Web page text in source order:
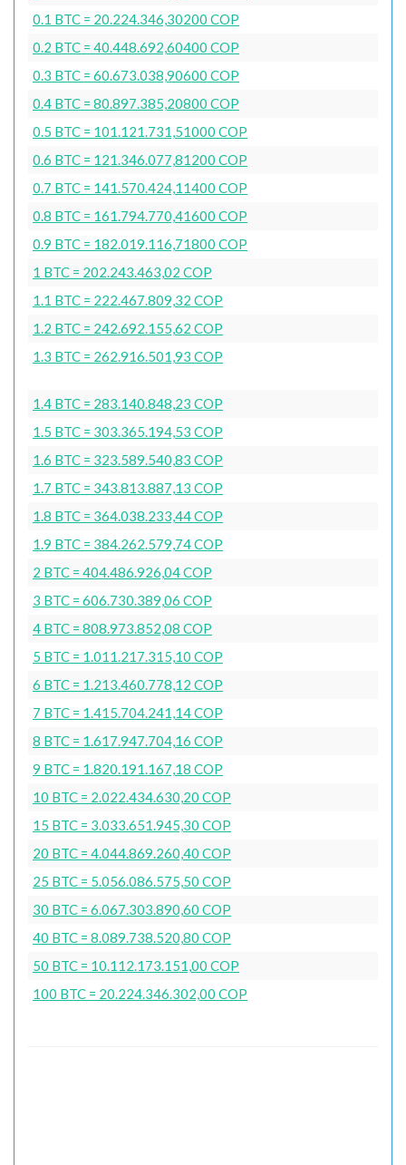
0.1 BTC = 20.224.346,30200 COP
0.2 BTC = 40.448.692,60400 COP
0.3 BTC = 60.673.038,90600 COP
0.4 BTC = 80.897.385,20800 COP
0.5 BTC = 101.121.731,51000 COP
0.6 BTC = 121.346.077,81200 COP
0.7 BTC = 141.570.424,11400 COP
0.8 BTC = 161.794.770,41600 COP
0.9 BTC = 182.019.116,71800 COP
1 BTC = 202.243.463,02 COP
1.1 BTC = 222.467.809,32 COP
1.2 BTC = 242.692.155,62 COP
1.3 BTC = 262.916.501,93 COP
1.4 BTC = 283.140.848,23 COP
1.5 BTC = 303.365.194,53 COP
1.6 BTC = 323.589.540,83 COP
1.7 BTC = 343.813.887,13 COP
1.8 BTC = 364.038.233,44 COP
1.9 BTC = 384.262.579,74 COP
2 BTC = 404.486.926,04 COP
3 BTC = 606.730.389,06 COP
4 BTC = 808.973.852,08 COP
5 BTC = 1.011.217.315,10 COP
6 BTC = 1.213.460.778,12 COP
7 BTC = 1.415.704.241,14 COP
8 BTC = 1.617.947.704,16 COP
9 BTC = 1.820.191.167,18 COP
10 BTC = 2.022.434.630,20 COP
15 BTC = 3.033.651.945,30 COP
20 BTC = 4.044.869.260,40 COP
25 BTC = 5.056.086.575,50 COP
30 BTC = 6.067.303.890,60 COP
40 BTC = 8.089.738.520,80 COP
50 BTC = 10.112.173.151,00 COP
100 BTC = 20.224.346.302,00 COP